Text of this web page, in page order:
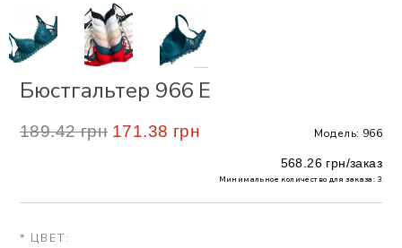
Бюстгальтер 966 Е
189.42 грн 171.38 грн Модель: 966
568.26 грн/заказ
Минимальное количество для заказа: 3
* ЦВЕТ: